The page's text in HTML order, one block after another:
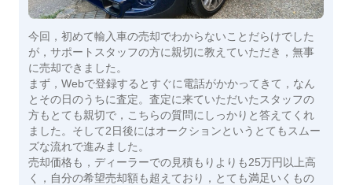
今回，初めて輸入車の売却でわからないことだらけでした
が，サポートスタッフの方に親切に教えていただき，無事
に売却できました。
まず，Webで登録するとすぐに電話がかかってきて，なん
とその日のうちに査定。査定に来ていただいたスタッフの
方もとても親切で，こちらの質問にしっかりと答えてくれ
ました。そして2日後にはオークションというとてもスムー
ズな流れで進みました。
売却価格も，ディーラーでの見積もりよりも25万円以上高
く，自分の希望売却額も超えており，とても満足いくもの